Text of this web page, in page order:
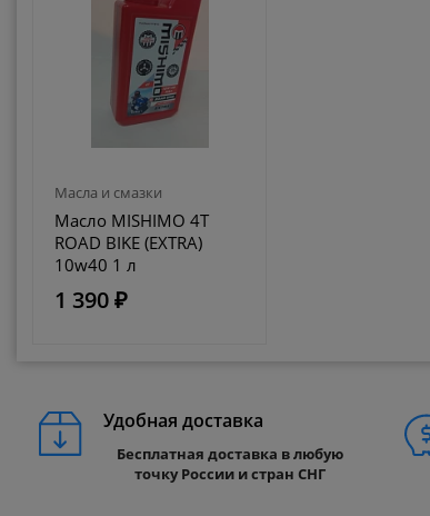
Масла и смазки
Масло MISHIMO 4T
ROAD BIKE (EXTRA)
10w40 1 л
1 390 ₽
Удобная доставка
Бесплатная доставка в любую
точку России и стран СНГ